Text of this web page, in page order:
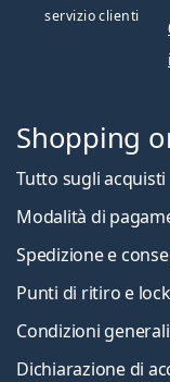
servizio clienti
Shopping
Tutto sugli acquisti
Modalità di
Spedizione e
Punti di ritiro e
Condizioni generali
Dichiarazione di